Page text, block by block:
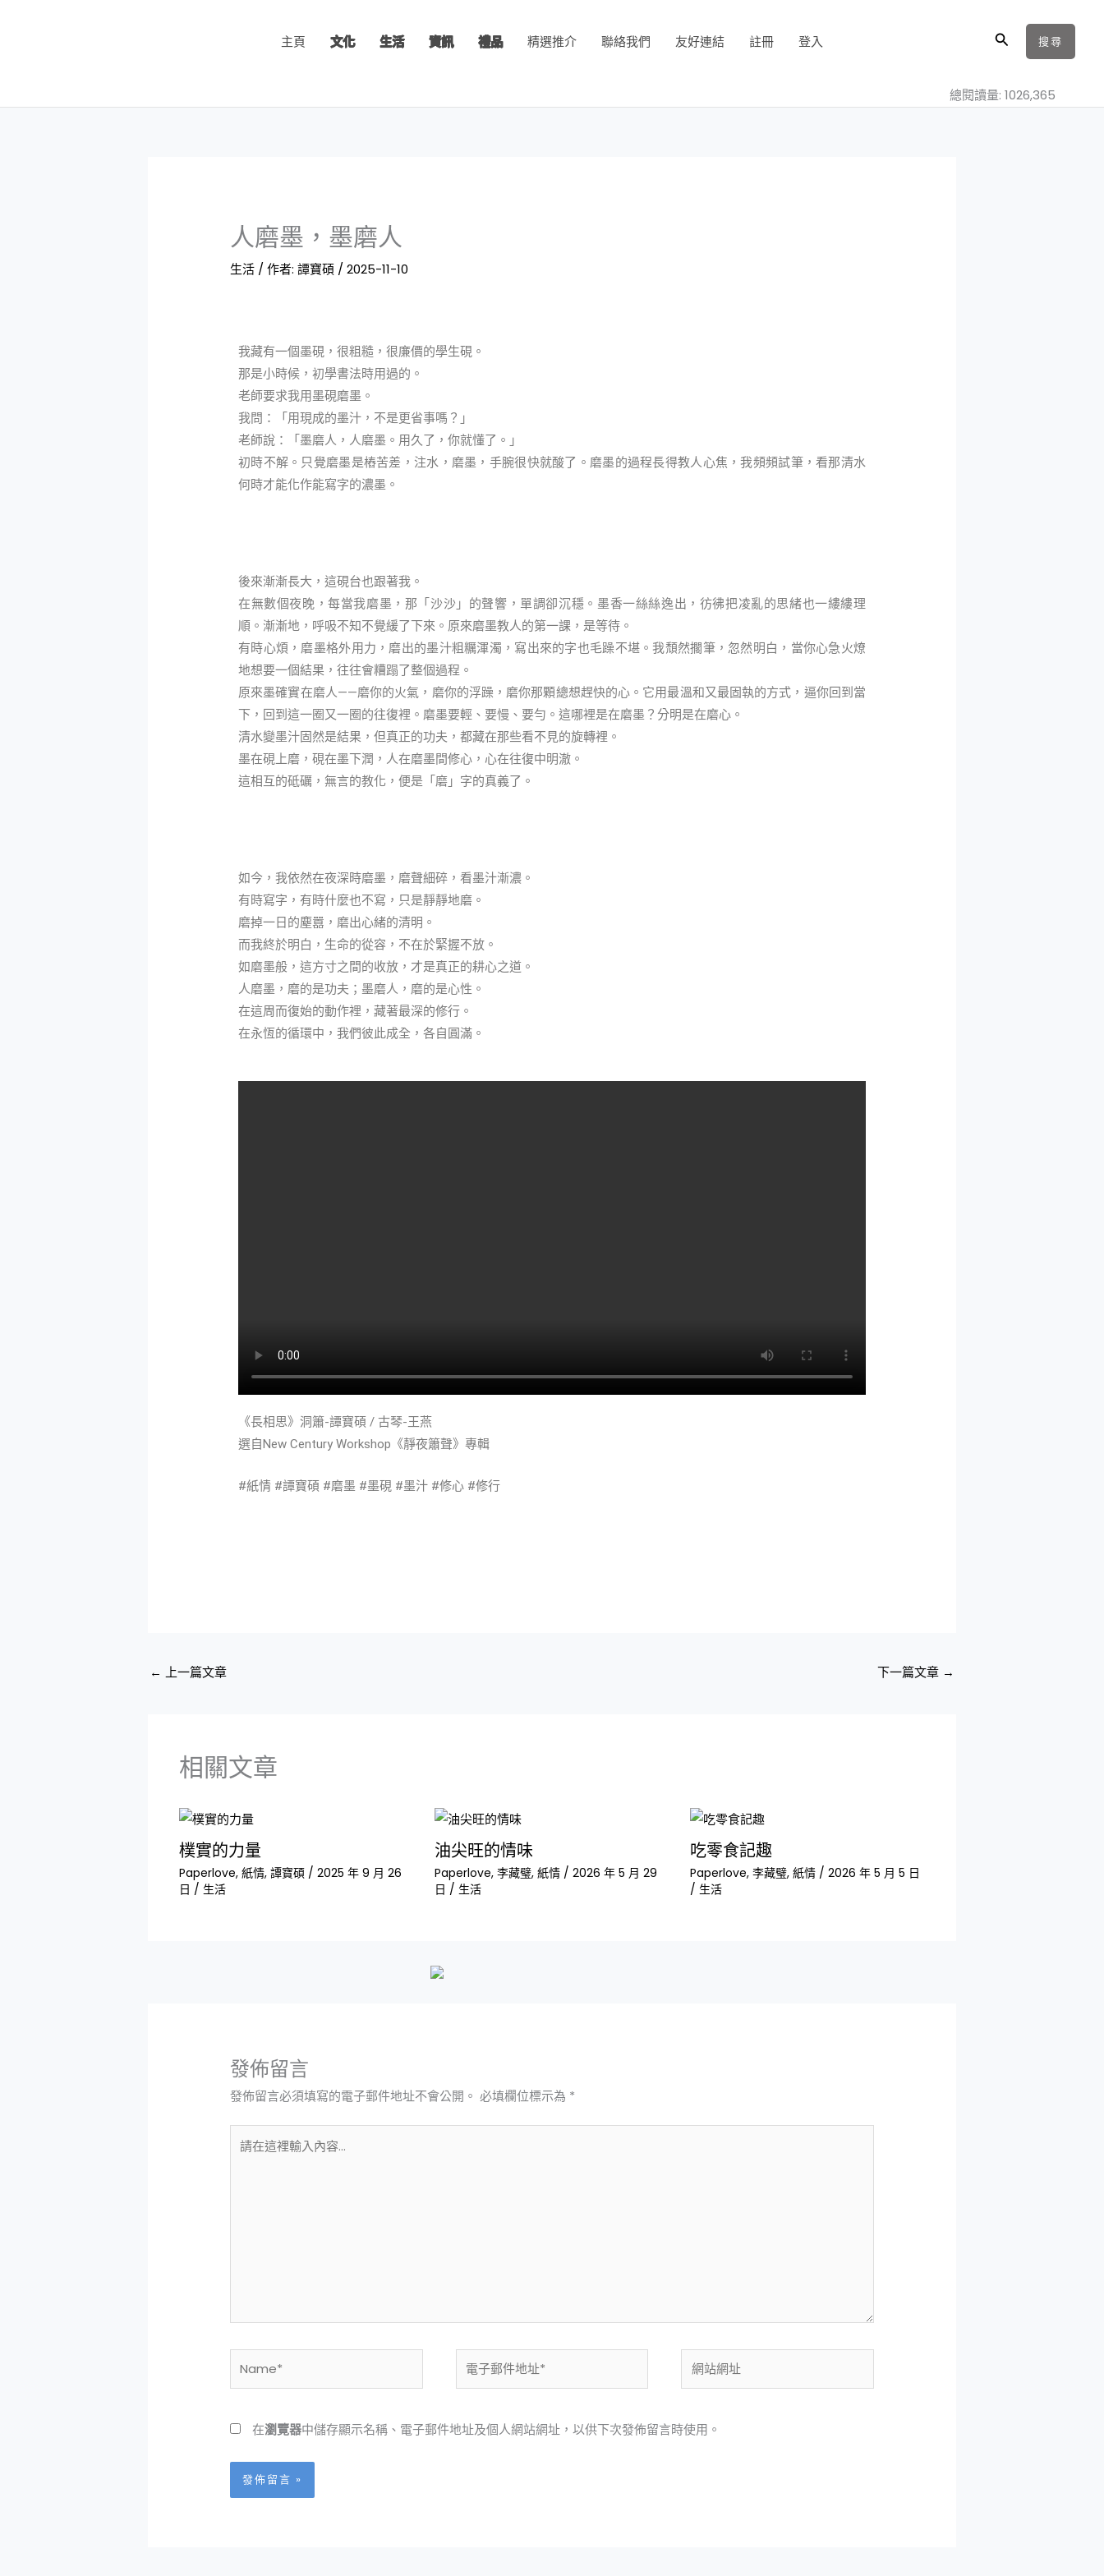
主頁 文化 生活 資訊 禮品 精選推介 聯絡我們 友好連結 註冊 登入
搜
搜尋
總閱讀量: 1026,365
人磨墨，墨磨人
生活 / 作者:譚寶碩 /2025-11-10
我藏有一個墨硯，很粗糙，很廉價的學生硯。
那是小時候，初學書法時用過的。
老師要求我用墨硯磨墨。
我問：「用現成的墨汁，不是更省事嗎？」
老師說：「墨磨人，人磨墨。用久了，你就懂了。」
初時不解。只覺磨墨是樁苦差，注水，磨墨，手腕很快就酸了。磨墨的過程長得教人心焦，我頻頻試筆，看那清水
何時才能化作能寫字的濃墨。
後來漸漸長大，這硯台也跟著我。
在無數個夜晚，每當我磨墨，那「沙沙」的聲響，單調卻沉穩。墨香一絲絲逸出，彷彿把凌亂的思緒也一縷縷理
順。漸漸地，呼吸不知不覺緩了下來。原來磨墨教人的第一課，是等待。
有時心煩，磨墨格外用力，磨出的墨汁粗糲渾濁，寫出來的字也毛躁不堪。我頹然擱筆，忽然明白，當你心急火燎
地想要一個結果，往往會糟蹋了整個過程。
原來墨確實在磨人——磨你的火氣，磨你的浮躁，磨你那顆總想趕快的心。它用最溫和又最固執的方式，逼你回到當
下，回到這一圈又一圈的往復裡。磨墨要輕、要慢、要勻。這哪裡是在磨墨？分明是在磨心。
清水變墨汁固然是結果，但真正的功夫，都藏在那些看不見的旋轉裡。
墨在硯上磨，硯在墨下潤，人在磨墨間修心，心在往復中明澈。
這相互的砥礪，無言的教化，便是「磨」字的真義了。
如今，我依然在夜深時磨墨，磨聲細碎，看墨汁漸濃。
有時寫字，有時什麼也不寫，只是靜靜地磨。
磨掉一日的塵囂，磨出心緒的清明。
而我終於明白，生命的從容，不在於緊握不放。
如磨墨般，這方寸之間的收放，才是真正的耕心之道。
人磨墨，磨的是功夫；墨磨人，磨的是心性。
在這周而復始的動作裡，藏著最深的修行。
在永恆的循環中，我們彼此成全，各自圓滿。
《長相思》洞簫-譚寶碩 / 古琴-王燕
選自New Century Workshop《靜夜簫聲》專輯
#紙情 #譚寶碩 #磨墨 #墨硯 #墨汁 #修心 #修行
← 上一篇文章 下一篇文章 →
相關文章
樸實的力量
Paperlove, 紙情, 譚寶碩/ 2025 年 9 月 26
日 / 生活
油尖旺的情味
Paperlove, 李藏璧, 紙情/ 2026 年 5 月 29
日 / 生活
吃零食記趣
Paperlove,李藏璧,紙情 /2026 年 5 月 5 日
/生活
發佈留言
發佈留言必須填寫的電子郵件地址不會公開。 必填欄位標示為 *
在
件
址
在瀏覽器中儲存顯示名稱、電子郵件地址及個人網站網址，以供下次發佈留言時使用。